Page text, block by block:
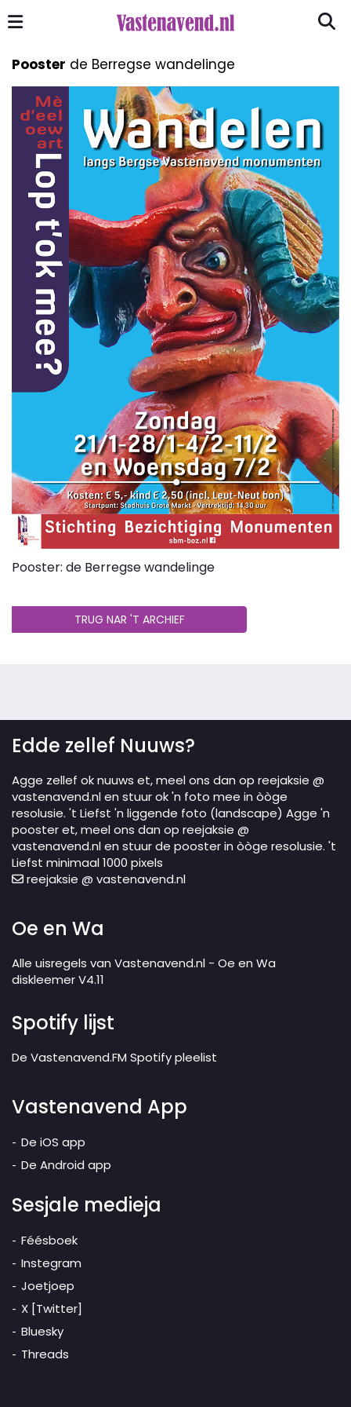
Pooster de Berregse wandelinge
Pooster: de Berregse wandelinge
TRUG NAR 'T ARCHIEF
Edde zellef Nuuws?
Agge zellef ok nuuws et, meel ons dan op reejaksie @
vastenavend.nl en stuur ok 'n foto mee in òòge
resolusie. 't Liefst 'n liggende foto (landscape) Agge 'n
pooster et, meel ons dan op reejaksie @
vastenavend.nl en stuur de pooster in òòge resolusie. 't
Liefst minimaal 1000 pixels
reejaksie @ vastenavend.nl
Oe en Wa
Alle uisregels van Vastenavend.nl - Oe en Wa
diskleemer V4.11
Spotify lijst
De Vastenavend.FM Spotify pleelist
Vastenavend App
De iOS app
De Android app
Sesjale medieja
Féésboek
Instegram
Joetjoep
X [Twitter]
Bluesky
Threads